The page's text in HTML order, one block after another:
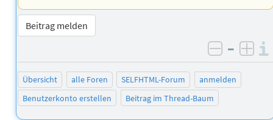
Beitrag melden
negativ
–
Übersicht alle Foren SELFHTML-Forum
anmelden
Benutzerkonto erstellen
Beitrag im Thread-Baum